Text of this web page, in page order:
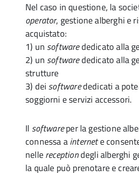
Nel caso in questione, la
operator, gestione alberghi e
acquistato:
1) un softwarededicato alla
2) un softwarededicato alla
strutture
3) dei softwarededicati a
soggiorni e servizi accessori.
Il softwareper la gestione
connessa ainternete
nellereceptiondegli alberghi
la quale può prenotare e